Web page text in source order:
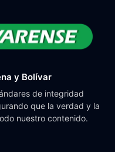
y Bolívar
de integridad
que la verdad y la
nuestro contenido.